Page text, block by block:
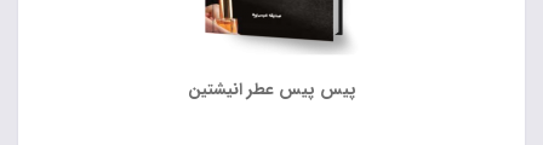
پیس پیس عطر انیشتین